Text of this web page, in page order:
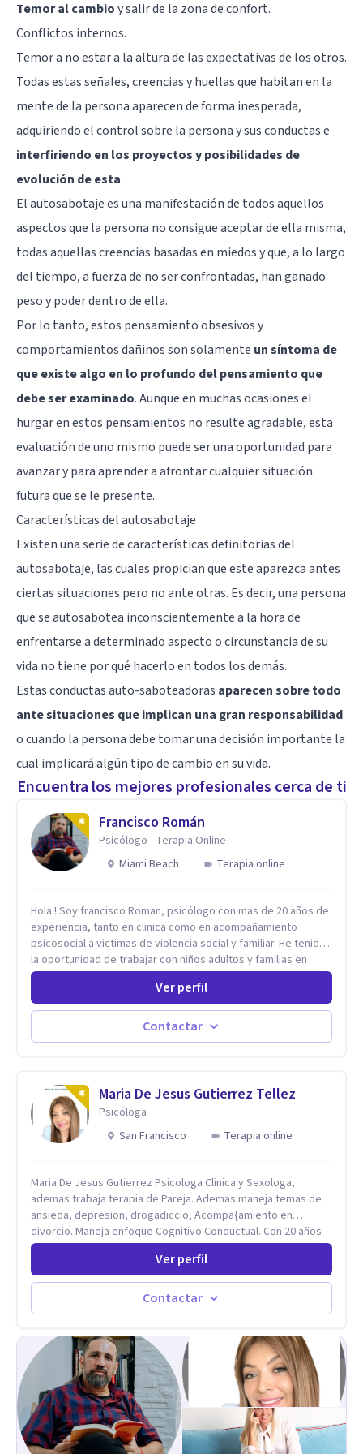
Temor al cambioy salir de la zona de confort.
Conflictos internos.
Temor a no estar a la altura de las expectativas de los otros.
Todas estas señales, creencias y huellas que habitan en la
mente de la persona aparecen de forma inesperada,
adquiriendo el control sobre la persona y sus conductas e
interfiriendo en los proyectos y posibilidades de
evolución de esta.
El autosabotaje es una manifestación de todos aquellos
aspectos que la persona no consigue aceptar de ella misma,
todas aquellas creencias basadas en miedos y que, a lo largo
del tiempo, a fuerza de no ser confrontadas, han ganado
peso y poder dentro de ella.
Por lo tanto, estos pensamiento obsesivos y
comportamientos dañinos son solamente un síntoma de
que existe algo en lo profundo del pensamiento que
debe ser examinado. Aunque en muchas ocasiones el
hurgar en estos pensamientos no resulte agradable, esta
evaluación de uno mismo puede ser una oportunidad para
avanzar y para aprender a afrontar cualquier situación
futura que se le presente.
Características del autosabotaje
Existen una serie de características definitorias del
autosabotaje, las cuales propician que este aparezca antes
ciertas situaciones pero no ante otras. Es decir, una persona
que se autosabotea inconscientemente a la hora de
enfrentarse a determinado aspecto o circunstancia de su
vida no tiene por qué hacerlo en todos los demás.
Estas conductas auto-saboteadoras aparecen sobre todo
ante situaciones que implican una gran responsabilidad
o cuando la persona debe tomar una decisión importante la
cual implicará algún tipo de cambio en su vida.
Encuentra los mejores profesionales cerca de ti
Francisco Román
Psicólogo - Terapia Online
Miami Beach
Terapia online
Hola ! Soy francisco Roman, psicólogo con mas de 20 años de
experiencia, tanto en clinica como en acompañamiento
psicosocial a victimas de violencia social y familiar. He tenido
la oportunidad de trabajar con niños adultos y familias en
todos los espacios y esto me ha dado un una variedad de
aprendizajes que ahora pongo a tu disposicion. En la
actualidad puedo atenderte de manera presencial y/o virtual,
de lunes a sabado. el costo de cada sesión lo acordamos en
el primer contacto
Ver perfil
Contactar
Maria De Jesus Gutierrez Tellez
Psicóloga
San Francisco
Terapia online
Maria De Jesus Gutierrez Psicologa Clinica y Sexologa,
ademas trabaja terapia de Pareja. Ademas maneja temas de
ansieda, depresion, drogadiccio, Acompa{amiento en
divorcio. Maneja enfoque Cognitivo Conductual. Con 20 años
de experiencia, constantemente capacitandose en las
diferntes areas de la Salud Mental.
Ver perfil
Contactar